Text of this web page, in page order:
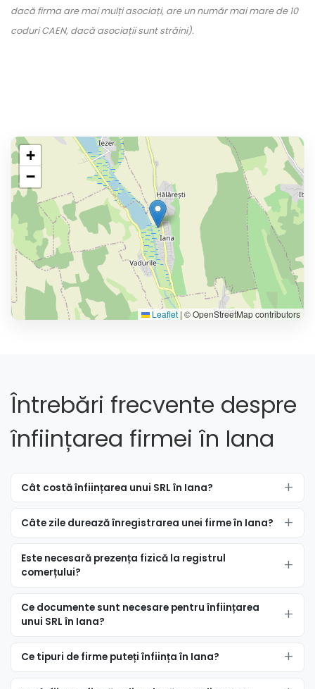
dacă firma are mai mulți asociați, are un număr mai mare de 10
coduri CAEN, dacă asociații sunt străini).
+
−
Leaflet | © OpenStreetMap contributors
Întrebări frecvente despre
înființarea firmei în Iana
Cât costă înființarea unui SRL în Iana?
Câte zile durează înregistrarea unei firme în Iana?
Este necesară prezența fizică la registrul
comerțului?
Ce documente sunt necesare pentru înființarea
unui SRL în Iana?
Ce tipuri de firme puteți înființa în Iana?